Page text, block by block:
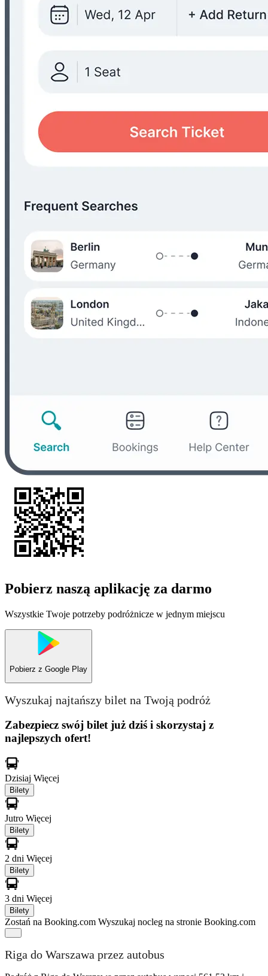
Pobierz naszą aplikację za darmo
Wszystkie Twoje potrzeby podróżnicze w jednym miejscu
Pobierz z Google Play
Wyszukaj najtańszy bilet na Twoją podróż
Zabezpiecz swój bilet już dziś i skorzystaj z
najlepszych ofert!
Dzisiaj Więcej
Bilety
Jutro Więcej
Bilety
2 dni Więcej
Bilety
3 dni Więcej
Bilety
Zostań na Booking.com Wyszukaj nocleg na stronie Booking.com
Riga do Warszawa przez autobus